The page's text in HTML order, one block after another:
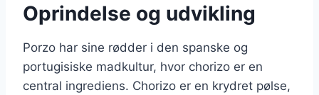
Oprindelse og udvikling
Porzo har sine rødder i den spanske og
portugisiske madkultur, hvor chorizo er en
central ingrediens. Chorizo er en krydret pølse,